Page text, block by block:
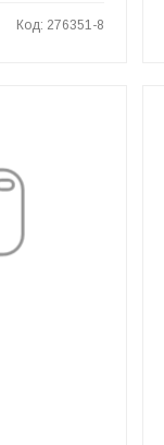
Код: 276351-8